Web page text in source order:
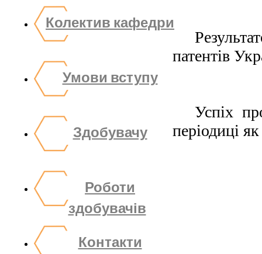
Колектив кафедри
Умови вступу
Здобувачу
Роботи
здобувачів
Контакти
патентів
Успіх
періодиці